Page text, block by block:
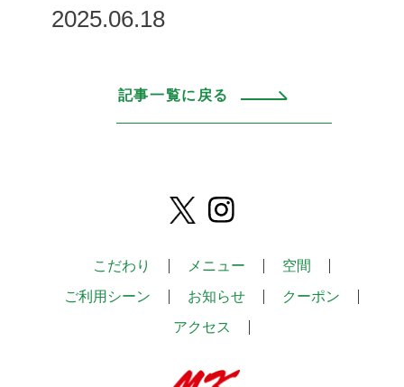
2025.06.18
記事一覧に戻る
こだわり メニュー
空間
ご利用シーン
お知らせ
クーポン
アクセス